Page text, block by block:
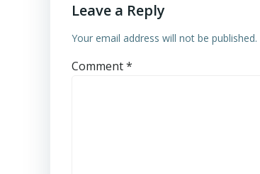
Leave a Reply
Your email address will not be published.
Comment*